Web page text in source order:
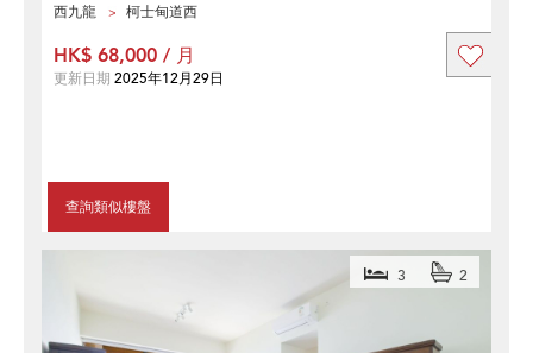
西九龍 柯士甸道西
查詢類似樓盤
HK$ 68,000 / 月
更新日期 2025年12月29日
3 2